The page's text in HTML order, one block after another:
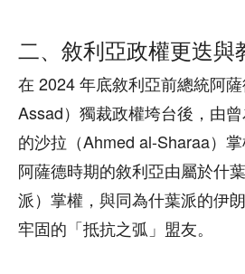
二、敘利亞政權更迭與
在 2024 年底敘利亞前總統阿
Assad）獨裁政權垮台後，由
的沙拉（Ahmed al-Sharaa）掌
阿薩德時期的敘利亞由屬於什
派）掌權，與同為什葉派的伊
牢固的「抵抗之弧」盟友。